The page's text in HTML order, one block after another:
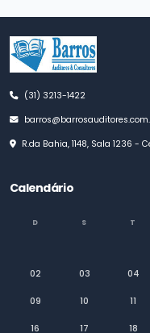
(31) 3213-1422
R.da Bahia, 1148, Sala 1236 -
Calendário
D S T
02 03 04
09 10 11
16 17 18